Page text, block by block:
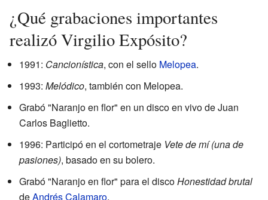
¿Qué grabaciones importantes
realizó Virgilio Expósito?
1991: Cancionística, con el sello Melopea.
1993: Melódico, también con Melopea.
Grabó "Naranjo en flor" en un disco en vivo de Juan
Carlos Baglietto.
1996: Participó en el cortometraje Vete de mí (una de
pasiones), basado en su bolero.
Grabó "Naranjo en flor" para el discoHonestidad brutal
deAndrés Calamaro.